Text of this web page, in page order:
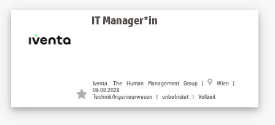
IT Manager*in
Iventa. The Human Management Group |
Wien |
09.08.2026
Technik/Ingenieurwesen | unbefristet | Vollzeit